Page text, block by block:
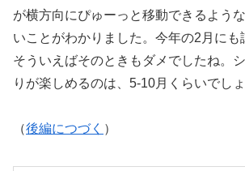
が横方向にぴゅーっと移動できるよう
いことがわかりました。今年の2月にも
そういえばそのときもダメでしたね。
りが楽しめるのは、5-10月くらいでしょ
（後編につづく ）